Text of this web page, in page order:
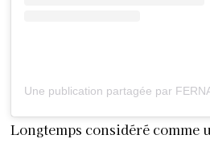
Longtemps considéré comme